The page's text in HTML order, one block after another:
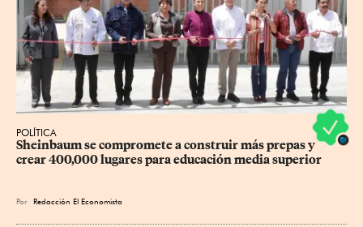
POLÍTICA
Sheinbaum se compromete a construir más prepas y
crear 400,000 lugares para educación media superior
Por Redacción El Economista